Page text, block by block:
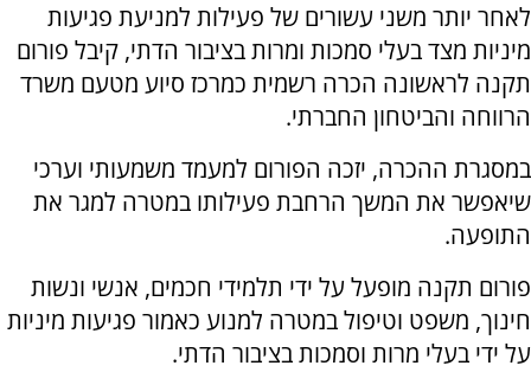
לאחר יותר משני עשורים של פעילות למניעת פגיעות
מיניות מצד בעלי סמכות ומרות בציבור הדתי, קיבל פורום
תקנה לראשונה הכרה רשמית כמרכז סיוע מטעם משרד
הרווחה והביטחון החברתי.
במסגרת ההכרה, יזכה הפורום למעמד משמעותי וערכי
שיאפשר את המשך הרחבת פעילותו במטרה למגר את
התופעה.
פורום תקנה מופעל על ידי תלמידי חכמים, אנשי ונשות
חינוך, משפט וטיפול במטרה למנוע כאמור פגיעות מיניות
על ידי בעלי מרות וסמכות בציבור הדתי.